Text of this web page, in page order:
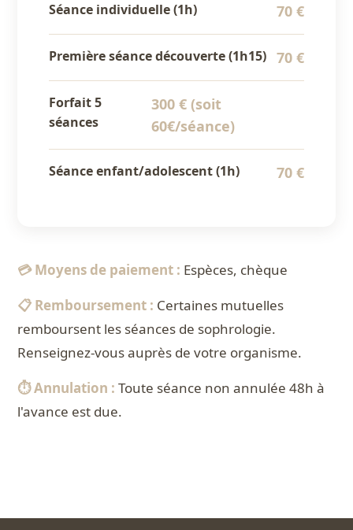
Séance individuelle (1h) 70 €
Première séance découverte (1h15) 70 €
Forfait 5
séances
300 € (soit
60€/séance)
Séance enfant/adolescent (1h) 70 €
💳 Moyens de paiement : Espèces, chèque
📋 Remboursement : Certaines mutuelles
remboursent les séances de sophrologie.
Renseignez-vous auprès de votre organisme.
⏱️ Annulation : Toute séance non annulée 48h à
l'avance est due.